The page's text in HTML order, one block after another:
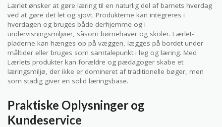
Lærlet ønsker at gøre læring til en naturlig del af barnets hverdag
ved at gøre det let og sjovt. Produkterne kan integreres i
hverdagen og bruges både derhjemme og i
undervisningsmiljøer, såsom børnehaver og skoler. Lærlet-
pladerne kan hænges op på væggen, lægges på bordet under
måltider eller bruges som samtalepunkt i leg og læring. Med
Lærlets produkter kan forældre og pædagoger skabe et
læringsmiljø, der ikke er domineret af traditionelle bøger, men
som stadig giver en solid læringsbase.
Praktiske Oplysninger og
Kundeservice